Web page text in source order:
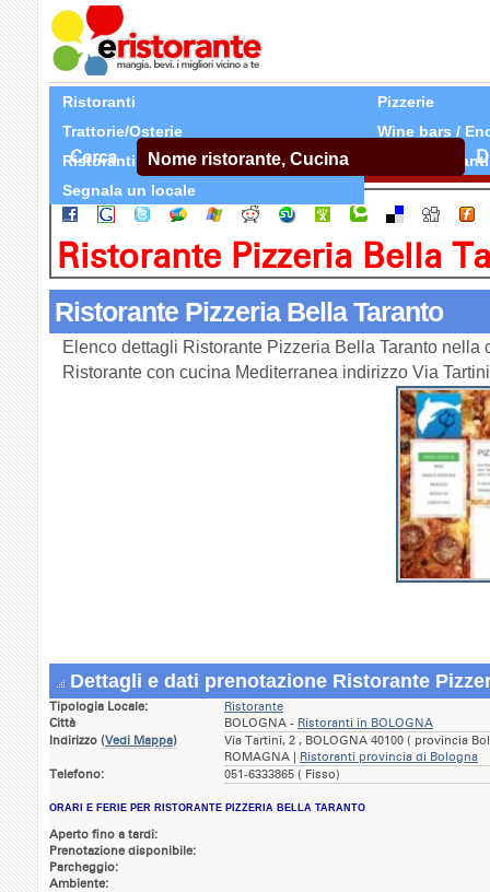
Ristoranti
Pizzerie
Trattorie/Osterie
Wine bars /
Ristoranti Etnici
Tutti Ristoranti
Segnala un locale
Cerca
Ristorante Pizzeria Bella
Ristorante Pizzeria Bella Taranto
Elenco dettagli Ristorante Pizzeria Bella Taranto nella
Ristorante con cucina Mediterranea indirizzo Via
Dettagli e dati prenotazione Ristorante
Tipologia Locale:
Ristorante
Città
BOLOGNA - Ristoranti in BOLOGNA
Indirizzo (Vedi Mappa)
Via Tartini, 2 , BOLOGNA 40100 ( provincia
ROMAGNA | Ristoranti provincia di Bologna
Telefono:
051-6333865 ( Fisso)
ORARI E FERIE PER RISTORANTE PIZZERIA BELLA TARANTO
Aperto fino a tardi:
Prenotazione disponibile:
Parcheggio:
Ambiente: